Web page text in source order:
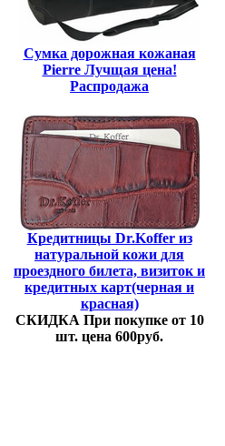
Сумка дорожная кожаная
Pierre Лучщая цена!
Распродажа
Кредитницы Dr.Koffer из
натуральной кожи для
проездного билета, визиток и
кредитных карт(черная и
красная)
СКИДКА При покупке от 10
шт. цена 600руб.